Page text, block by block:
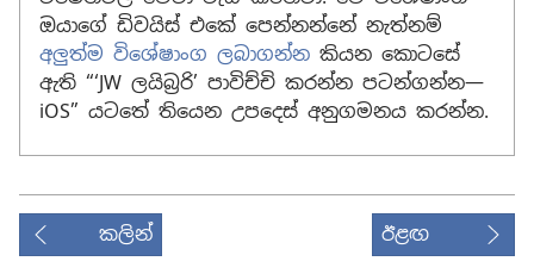
ඔයාගේ ඩිවයිස් එකේ පෙන්නන්නේ නැත්නම්
අලුත්ම විශේෂාංග ලබාගන්න කියන කොටසේ
ඇති “‘JW ලයිබ්‍රරි’ පාවිච්චි කරන්න පටන්ගන්න—
iOS” යටතේ තියෙන උපදෙස් අනුගමනය කරන්න.
කලින් ඊළඟ